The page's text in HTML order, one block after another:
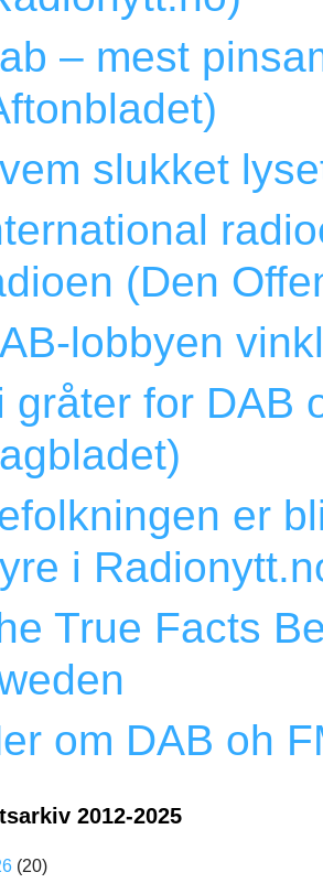
– mest
slukket
(Den
lobbyen
gråter for DAB
er
i
True Facts
om DAB oh
2012-2025
(20)